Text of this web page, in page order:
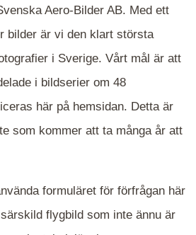
eller gröna mappar är det
i kartan för att komma
Du söker och klicka på
Aero-Bilder AB. Med ett
bilder är vi den klart största
i Sverige. Vårt mål är att
i bildserier om 48
här på hemsidan. Detta är
som kommer att ta många år att
formuläret för förfrågan här
flygbild som inte ännu är